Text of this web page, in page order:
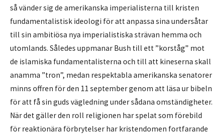
så vänder sig de amerikanska imperialisterna till kristen
fundamentalistisk ideologi för att anpassa sina undersåtar
till sin ambitiösa nya imperialistiska strävan hemma och
utomlands. Således uppmanar Bush till ett ”korståg” mot
de islamiska fundamentalisterna och till att kineserna skall
anamma ”tron”, medan respektabla amerikanska senatorer
minns offren för den 11 september genom att läsa ur bibeln
för att få sin guds vägledning under sådana omständigheter.
När det gäller den roll religionen har spelat som förebild
för reaktionära förbrytelser har kristendomen fortfarande